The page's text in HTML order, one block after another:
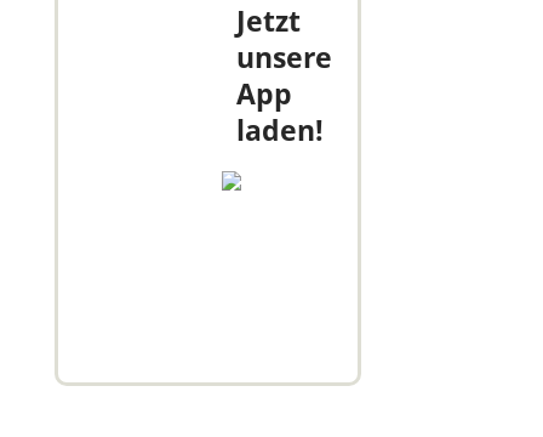
Jetzt
unsere
App
laden!